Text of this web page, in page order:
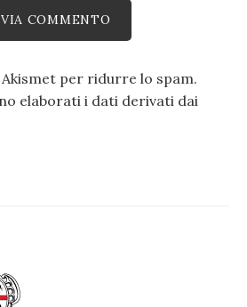
per ridurre lo spam.
elaborati i dati derivati dai